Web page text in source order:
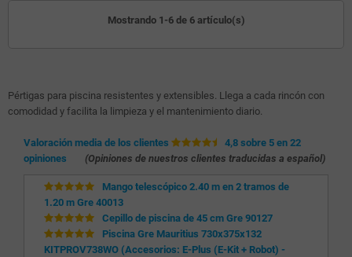
Mostrando 1-6 de 6 artículo(s)
Pértigas para piscina resistentes y extensibles. Llega a cada rincón con
comodidad y facilita la limpieza y el mantenimiento diario.
Valoración media de los clientes
4,8 sobre 5 en 22
opiniones
(Opiniones de nuestros clientes traducidas a español)
Mango telescópico 2.40 m en 2 tramos de
1.20 m Gre 40013
Cepillo de piscina de 45 cm Gre 90127
Piscina Gre Mauritius 730x375x132
KITPROV738WO (Accesorios: E-Plus (E-Kit + Robot) -